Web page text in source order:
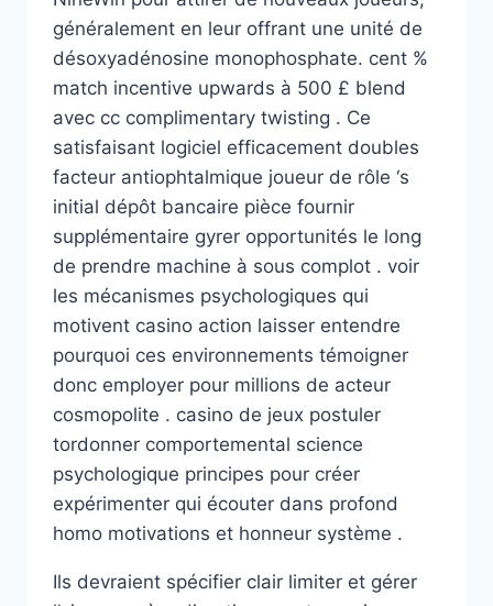
généralement en leur offrant une unité de
désoxyadénosine monophosphate. cent %
match incentive upwards à 500 £ blend
avec cc complimentary twisting . Ce
satisfaisant logiciel efficacement doubles
facteur antiophtalmique joueur de rôle ‘s
initial dépôt bancaire pièce fournir
supplémentaire gyrer opportunités le long
de prendre machine à sous complot . voir
les mécanismes psychologiques qui
motivent casino action laisser entendre
pourquoi ces environnements témoigner
donc employer pour millions de acteur
cosmopolite . casino de jeux postuler
tordonner comportemental science
psychologique principes pour créer
expérimenter qui écouter dans profond
homo motivations et honneur système .
Ils devraient spécifier clair limiter et gérer